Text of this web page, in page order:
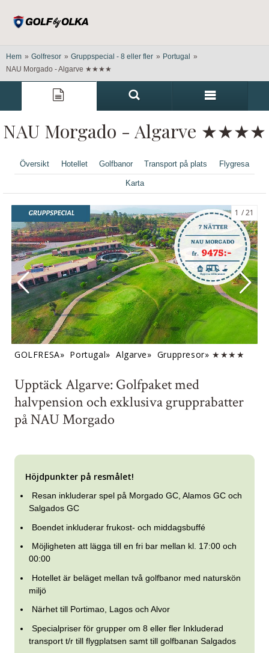
Hem » Golfresor » Gruppspecial - 8 eller fler » Portugal »
NAU Morgado - Algarve ★★★★
NAU Morgado - Algarve ★★★★
Översikt Hotellet Golfbanor Transport på plats Flygresa
Karta
1 21
GOLFRESA» Portugal» Algarve» Gruppresor» ★★★★
Upptäck Algarve: Golfpaket med
halvpension och exklusiva grupprabatter
på NAU Morgado
Höjdpunkter på resmålet!
Resan inkluderar spel på Morgado GC, Alamos GC och
Salgados GC
Boendet inkluderar frukost- och middagsbuffé
Möjligheten att lägga till en fri bar mellan kl. 17:00 och
00:00
Hotellet är beläget mellan två golfbanor med naturskön
miljö
Närhet till Portimao, Lagos och Alvor
Specialpriser för grupper om 8 eller fler Inkluderad
transport t/r till flygplatsen samt till golfbanan Salgados